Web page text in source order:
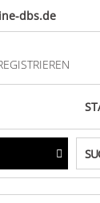
dbs.de